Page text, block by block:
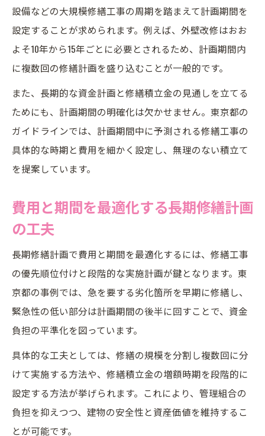
設備などの大規模修繕工事の周期を踏まえて計画期間を
設定することが求められます。例えば、外壁改修はおお
よそ10年から15年ごとに必要とされるため、計画期間内
に複数回の修繕計画を盛り込むことが一般的です。
また、長期的な資金計画と修繕積立金の見通しを立てる
ためにも、計画期間の明確化は欠かせません。東京都の
ガイドラインでは、計画期間中に予測される修繕工事の
具体的な時期と費用を細かく設定し、無理のない積立て
を提案しています。
費用と期間を最適化する長期修繕計画
の工夫
長期修繕計画で費用と期間を最適化するには、修繕工事
の優先順位付けと段階的な実施計画が鍵となります。東
京都の事例では、急を要する劣化箇所を早期に修繕し、
緊急性の低い部分は計画期間の後半に回すことで、資金
負担の平準化を図っています。
具体的な工夫としては、修繕の規模を分割し複数回に分
けて実施する方法や、修繕積立金の増額時期を段階的に
設定する方法が挙げられます。これにより、管理組合の
負担を抑えつつ、建物の安全性と資産価値を維持するこ
とが可能です。